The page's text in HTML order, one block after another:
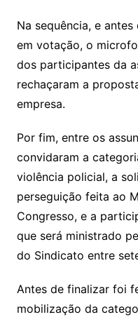
Na sequência, e
em votação, o
dos participantes da
rechaçaram a
empresa.
Por fim, entre os
convidaram a
violência policial, a
perseguição feita ao
Congresso, e a
que será ministrado
do Sindicato entre
Antes de finalizar foi
mobilização da